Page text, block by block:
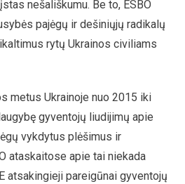
nešališkumu. Be to, ESBO
pajėgų ir dešiniųjų radikalų
rytų Ukrainos civiliams
metus Ukrainoje nuo 2015 iki
gyventojų liudijimų apie
vykdytus plėšimus ir
ataskaitose apie tai niekada
atsakingieji pareigūnai gyventojų